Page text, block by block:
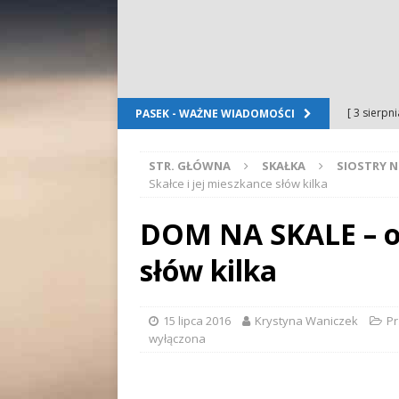
PASEK - WAŻNE WIADOMOŚCI [ 3
[ 2
[ 5
STR. GŁÓWNA SKAŁKA SIOSTRY
Skałce i jej mieszkance słów kilka
DOM NA SKALE –
słów kilka
15 lipca 2016 Krystyna Waniczek
wyłączona